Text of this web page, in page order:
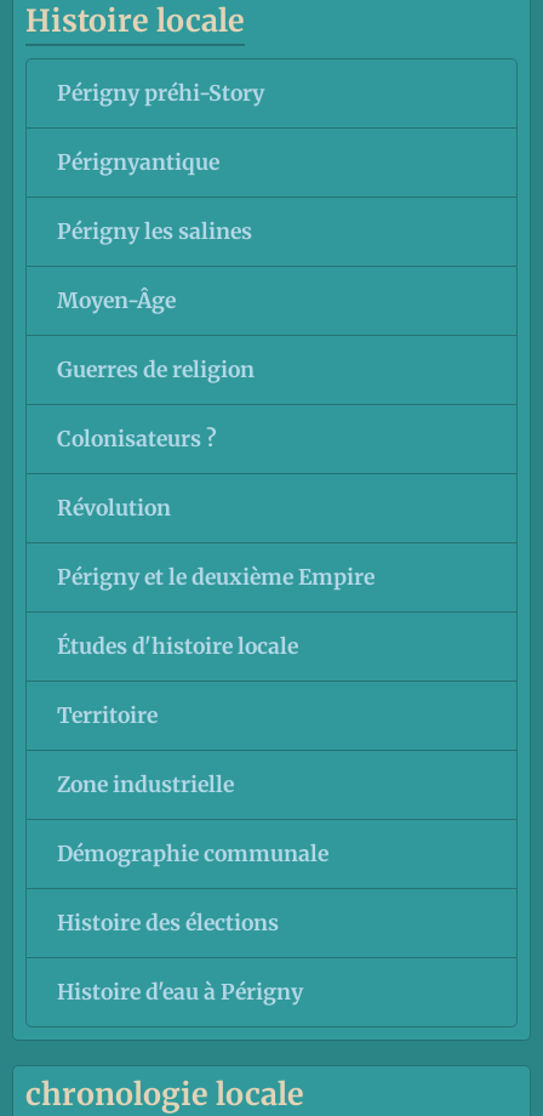
Histoire locale
Périgny préhi-Story
Pérignyantique
Périgny les salines
Moyen-Âge
Guerres de religion
Colonisateurs ?
Révolution
Périgny et le deuxième Empire
Études d'histoire locale
Territoire
Zone industrielle
Démographie communale
Histoire des élections
Histoire d'eau à Périgny
chronologie locale